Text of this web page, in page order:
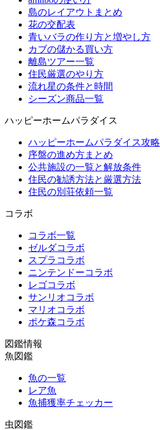
島のレイアウトまとめ
花の交配表
青いバラの作り方と増やし方
カブの儲かる買い方
離島ツアー一覧
住民厳選のやり方
流れ星の条件と時間
シーズン商品一覧
ハッピーホームパラダイス
ハッピーホームパラダイス攻略
序盤の進め方まとめ
公共施設の一覧と解放条件
住民の勧誘方法と厳選方法
住民の別荘依頼一覧
コラボ
コラボ一覧
ゼルダコラボ
スプラコラボ
ニンテンドーコラボ
レゴコラボ
サンリオコラボ
マリオコラボ
ポケ森コラボ
図鑑情報
魚図鑑
魚の一覧
レア魚
魚捕獲率チェッカー
虫図鑑